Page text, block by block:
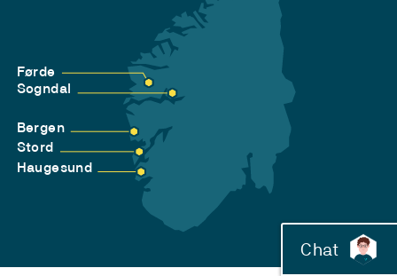
Førde
Sogndal
Bergen
Stord
Haugesund
Chat